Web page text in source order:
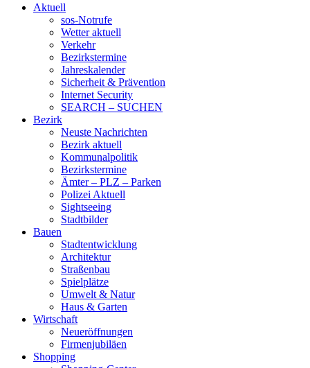
Aktuell
sos-Notrufe
Wetter aktuell
Verkehr
Bezirkstermine
Jahreskalender
Sicherheit & Prävention
Internet Security
SEARCH – SUCHEN
Bezirk
Neuste Nachrichten
Bezirk aktuell
Kommunalpolitik
Bezirkstermine
Ämter – PLZ – Parken
Polizei Aktuell
Sightseeing
Stadtbilder
Bauen
Stadtentwicklung
Architektur
Straßenbau
Spielplätze
Umwelt & Natur
Haus & Garten
Wirtschaft
Neueröffnungen
Firmenjubiläen
Shopping